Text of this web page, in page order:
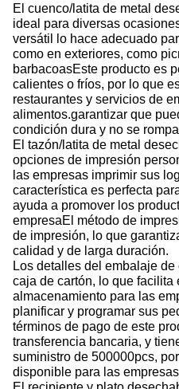
El cuenco/latita de metal
ideal para diversas
versátil lo hace adecuado
como en exteriores, como
barbacoasEste producto es
calientes o fríos, por lo que
restaurantes y servicios de
alimentos.garantizar que
condición dura y no se
El tazón/latita de metal
opciones de impresión
las empresas imprimir sus
característica es perfecta
ayuda a promover los
empresaEl método de
de impresión, lo que
calidad y de larga duración.
Los detalles del embalaje
caja de cartón, lo que facilita
almacenamiento para las
planificar y programar sus
términos de pago de este
transferencia bancaria, y
suministro de 500000pcs,
disponible para las